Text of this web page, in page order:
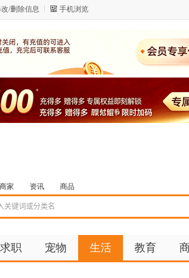
/删除信息 手机浏览
商家 资讯 商品
求职 宠物 生活 教育